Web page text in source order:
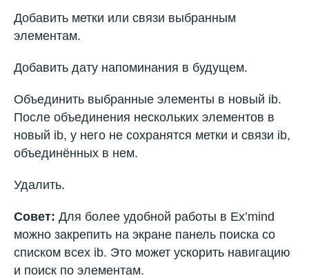
Добавить метки или связи выбранным
элементам.
Добавить дату напоминания в будущем.
Объединить выбранные элементы в новый ib.
После объединения нескольких элементов в
новый ib, у него не сохранятся метки и связи ib,
объединённых в нем.
Удалить.
Совет: Для более удобной работы в Ex’mind
можно закрепить на экране панель поиска со
списком всех ib. Это может ускорить навигацию
и поиск по элементам.